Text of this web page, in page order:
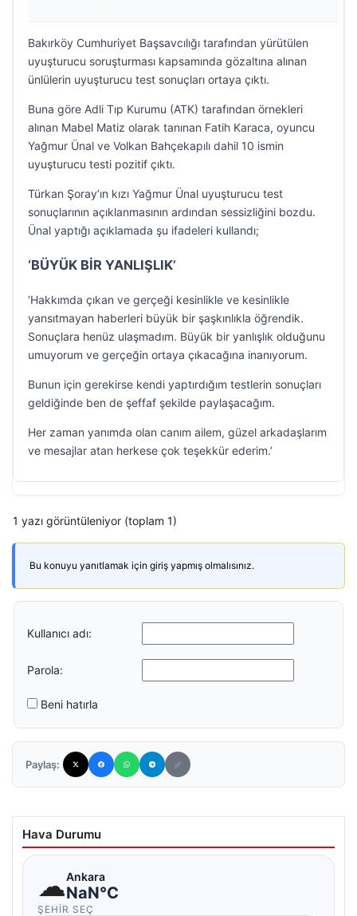
Bakırköy Cumhuriyet Başsavcılığı tarafından yürütülen
uyuşturucu soruşturması kapsamında gözaltına alınan
ünlülerin uyuşturucu test sonuçları ortaya çıktı.
Buna göre Adli Tıp Kurumu (ATK) tarafından örnekleri
alınan Mabel Matiz olarak tanınan Fatih Karaca, oyuncu
Yağmur Ünal ve Volkan Bahçekapılı dahil 10 ismin
uyuşturucu testi pozitif çıktı.
Türkan Şoray’ın kızı Yağmur Ünal uyuşturucu test
sonuçlarının açıklanmasının ardından sessizliğini bozdu.
Ünal yaptığı açıklamada şu ifadeleri kullandı;
‘BÜYÜK BİR YANLIŞLIK’
‘Hakkımda çıkan ve gerçeği kesinlikle ve kesinlikle
yansıtmayan haberleri büyük bir şaşkınlıkla öğrendik.
Sonuçlara henüz ulaşmadım. Büyük bir yanlışlık olduğunu
umuyorum ve gerçeğin ortaya çıkacağına inanıyorum.
Bunun için gerekirse kendi yaptırdığım testlerin sonuçları
geldiğinde ben de şeffaf şekilde paylaşacağım.
Her zaman yanımda olan canım ailem, güzel arkadaşlarım
ve mesajlar atan herkese çok teşekkür ederim.’
1 yazı görüntüleniyor (toplam 1)
Bu konuyu yanıtlamak için giriş yapmış olmalısınız.
Kullanıcı adı:
Parola:
Beni hatırla
Paylaş:
Hava Durumu
☁Ankara
NaN°C
ŞEHIR SEÇ